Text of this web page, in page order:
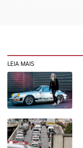
LEIA MAIS